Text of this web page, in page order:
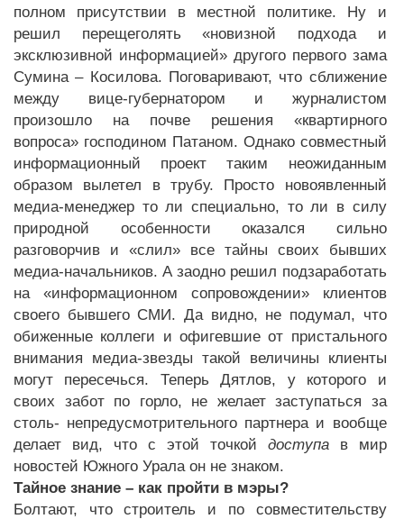
полном присутствии в местной политике. Ну и
решил перещеголять «новизной подхода и
эксклюзивной информацией» другого первого зама
Сумина – Косилова. Поговаривают, что сближение
между вице-губернатором и журналистом
произошло на почве решения «квартирного
вопроса» господином Патаном. Однако совместный
информационный проект таким неожиданным
образом вылетел в трубу. Просто новоявленный
медиа-менеджер то ли специально, то ли в силу
природной особенности оказался сильно
разговорчив и «слил» все тайны своих бывших
медиа-начальников. А заодно решил подзаработать
на «информационном сопровождении» клиентов
своего бывшего СМИ. Да видно, не подумал, что
обиженные коллеги и офигевшие от пристального
внимания медиа-звезды такой величины клиенты
могут пересечься. Теперь Дятлов, у которого и
своих забот по горло, не желает заступаться за
столь- непредусмотрительного партнера и вообще
делает вид, что с этой точкой доступав мир
новостей Южного Урала он не знаком.
Тайное знание – как пройти в мэры?
Болтают, что строитель и по совместительству